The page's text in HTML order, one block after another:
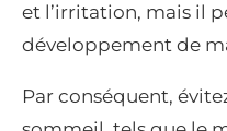
et l’irritation, mais il
développement de
Par conséquent,